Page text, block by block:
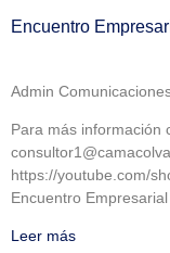
Encuentro
Admin
Para más información
https://youtube.com/
Encuentro
Leer más